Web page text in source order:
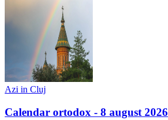
Azi in Cluj
Calendar ortodox - 8 august 2026